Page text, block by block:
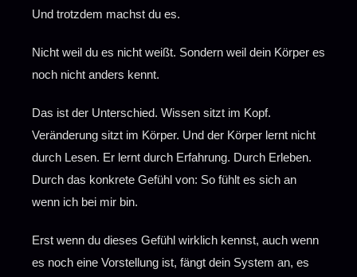
Und trotzdem machst du es.
Nicht weil du es nicht weißt. Sondern weil dein Körper es
noch nicht anders kennt.
Das ist der Unterschied. Wissen sitzt im Kopf.
Veränderung sitzt im Körper. Und der Körper lernt nicht
durch Lesen. Er lernt durch Erfahrung. Durch Erleben.
Durch das konkrete Gefühl von: So fühlt es sich an
wenn ich bei mir bin.
Erst wenn du dieses Gefühl wirklich kennst, auch wenn
es noch eine Vorstellung ist, fängt dein System an, es